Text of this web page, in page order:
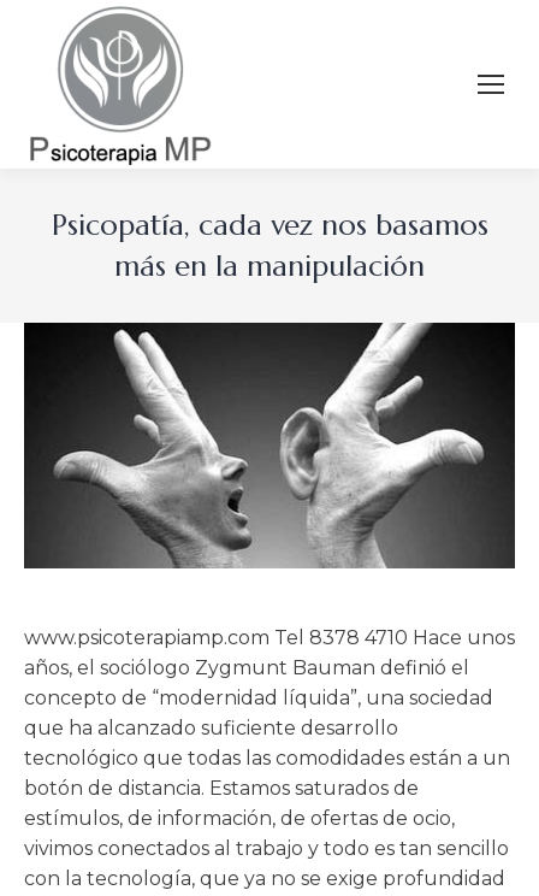
Psicopatía, cada vez nos basamos
más en la manipulación
www.psicoterapiamp.com Tel 8378 4710 Hace unos
años, el sociólogo Zygmunt Bauman definió el
concepto de “modernidad líquida”, una sociedad
que ha alcanzado suficiente desarrollo
tecnológico que todas las comodidades están a un
botón de distancia. Estamos saturados de
estímulos, de información, de ofertas de ocio,
vivimos conectados al trabajo y todo es tan sencillo
con la tecnología, que ya no se exige profundidad